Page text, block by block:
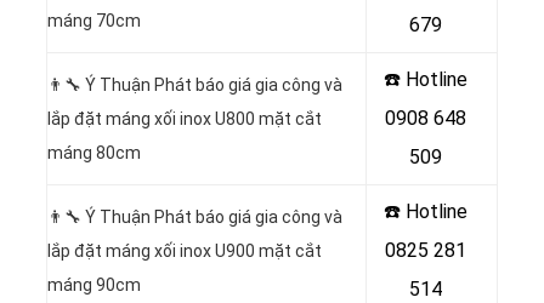
máng 70cm
679
👨‍🔧 Ý Thuận Phát báo giá gia công và
lắp đặt máng xối inox U800 mặt cắt
máng 80cm
☎️ Hotline
0908 648
509
👨‍🔧 Ý Thuận Phát báo giá gia công và
lắp đặt máng xối inox U900 mặt cắt
máng 90cm
☎️ Hotline
0825 281
514